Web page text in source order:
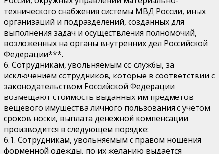
технического снабжения системы МВД России, иных
организаций и подразделений, созданных для
выполнения задач и осуществления полномочий,
возложенных на органы внутренних дел Российской
Федерации***.
6. Сотрудникам, увольняемым со службы, за
исключением сотрудников, которые в соответствии с
законодательством Российской Федерации
возмещают стоимость выданных им предметов
вещевого имущества личного пользования с учетом
сроков носки, выплата денежной компенсации
производится в следующем порядке:
6.1. Сотрудникам, увольняемым с правом ношения
форменной одежды, по их желанию выдается